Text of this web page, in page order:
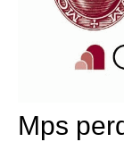
Mps